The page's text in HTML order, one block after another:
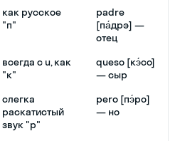
как русское
"п"
padre
[па́дрэ] —
отец
всегда с u, как
"к"
queso [кэ́со]
— сыр
слегка
раскатистый
звук "р"
pero [пэ́ро]
— но